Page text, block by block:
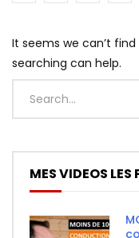
It seems we can’t find
searching can help.
MES VIDEOS LES